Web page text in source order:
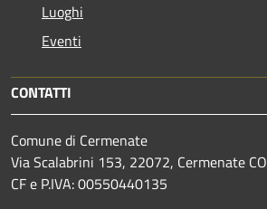
Luoghi
Eventi
CONTATTI
Comune di Cermenate
Via Scalabrini 153, 22072, Cermenate CO
CF e P.IVA: 00550440135